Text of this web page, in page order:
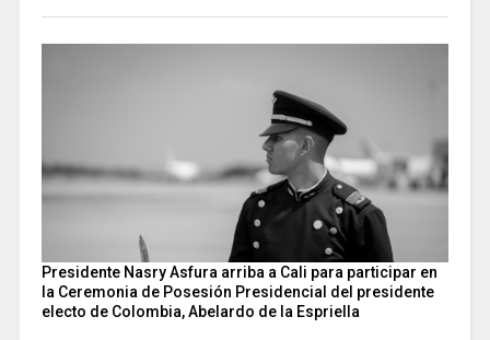
Presidente Nasry Asfura arriba a Cali para participar en
la Ceremonia de Posesión Presidencial del presidente
electo de Colombia, Abelardo de la Espriella